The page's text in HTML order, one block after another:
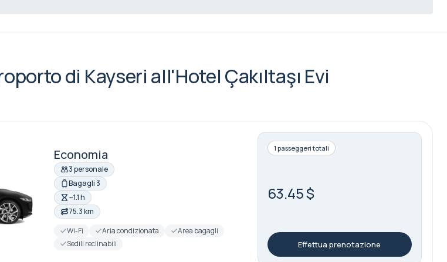
di Kayseri all'Hotel Çakıltaşı Evi
Economia
3 personale
Bagagli 3
~1.1 h
75.3 km
Wi-Fi
Aria condizionata
Area bagagli
Sedili reclinabili
1 passeggeri totali
63.45 $
Effettua prenotazione